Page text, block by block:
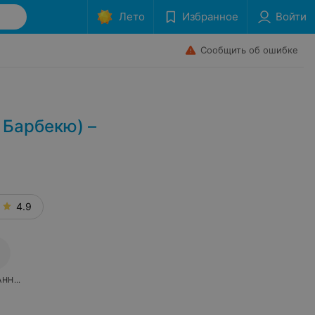
Лето Избранное Войти
Сообщить об ошибке
–
4.9